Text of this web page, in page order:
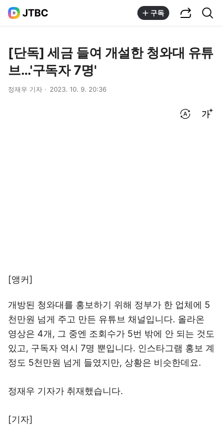
JTBC 구독
[단독] 세금 들여 개설한 청와대 유튜
브…'구독자 7명'
정재우 기자 2023. 10. 9. 20:36
[앵커]
개방된 청와대를 홍보하기 위해 정부가 한 업체에 5
천만원 넘게 주고 만든 유튜브 채널입니다. 올라온
영상은 4개, 그 중엔 조회수가 5번 밖에 안 되는 것도
있고, 구독자 역시 7명 뿐입니다. 인스타그램 홍보 계
정도 5천만원 넘게 들였지만, 상황은 비슷한데요.
정재우 기자가 취재했습니다.
[기자]